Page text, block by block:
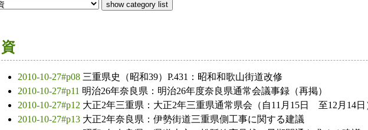
資
2010-10-27#p08 三重県史（昭和39）P.431：昭和和歌山街道改修
2010-10-27#p11 明治26年奈良県：明治26年度奈良県通常会議事録（再掲）
2010-10-27#p12 大正2年三重県：大正2年三重県通常県会（自11月15日 至12月14日
2010-10-27#p13 大正2年奈良県：伊勢街道三重県側工事に関する建議